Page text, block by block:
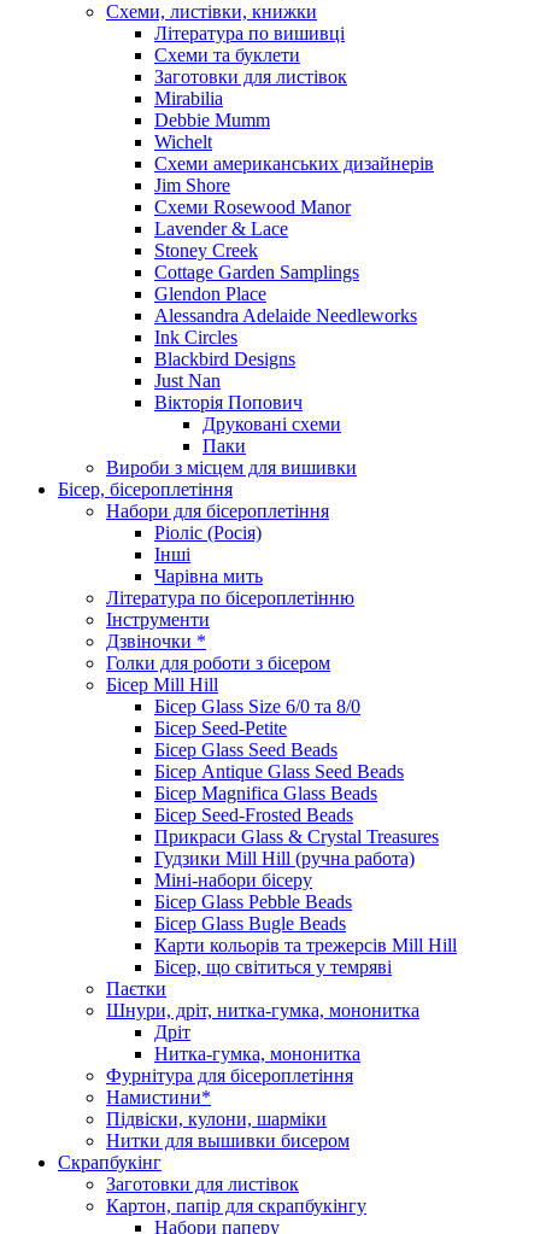
Схеми, листівки, книжки
Література по вишивці
Схеми та буклети
Заготовки для листівок
Mirabilia
Debbie Mumm
Wichelt
Схеми американських дизайнерів
Jim Shore
Cхеми Rosewood Manor
Lavender & Lace
Stoney Creek
Cottage Garden Samplings
Glendon Place
Alessandra Adelaide Needleworks
Ink Circles
Blackbird Designs
Just Nan
Вікторія Попович
Друковані схеми
Паки
Вироби з місцем для вишивки
Бісер, бісероплетіння
Набори для бісероплетіння
Ріоліс (Росія)
Інші
Чарівна мить
Література по бісероплетінню
Інструменти
Дзвіночки *
Голки для роботи з бісером
Бісер Mill Hill
Бісер Glass Size 6/0 та 8/0
Бісер Seed-Petite
Бісер Glass Seed Beads
Бісер Antique Glass Seed Beads
Бісер Magnifica Glass Beads
Бісер Seed-Frosted Beads
Прикраси Glass & Crystal Treasures
Гудзики Mill Hill (ручна работа)
Міні-набори бісеру
Бісер Glass Pebble Beads
Бісер Glass Bugle Beads
Карти кольорів та трежерсів Mill Hill
Бісер, що світиться у темряві
Паєтки
Шнури, дріт, нитка-гумка, мононитка
Дріт
Нитка-гумка, мононитка
Фурнітура для бісероплетіння
Намистини*
Підвіски, кулони, шарміки
Нитки для вышивки бисером
Скрапбукінг
Заготовки для листівок
Картон, папір для скрапбукінгу
Набори паперу